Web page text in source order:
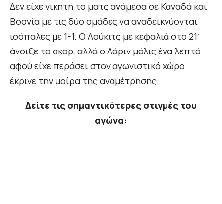
Δεν είχε νικητή το ματς ανάμεσα σε Καναδά και
Βοσνία με τις δύο ομάδες να αναδεικνύονται
ισόπαλες με 1-1. Ο Λούκιτς με κεφαλιά στο 21′
άνοιξε το σκορ, αλλά ο Λάριν μόλις ένα λεπτό
αφού είχε περάσει στον αγωνιστικό χώρο
έκρινε την μοίρα της αναμέτρησης.
Δείτε τις σημαντικότερες στιγμές του
αγώνα: